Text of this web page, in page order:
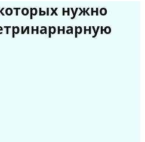
нужно